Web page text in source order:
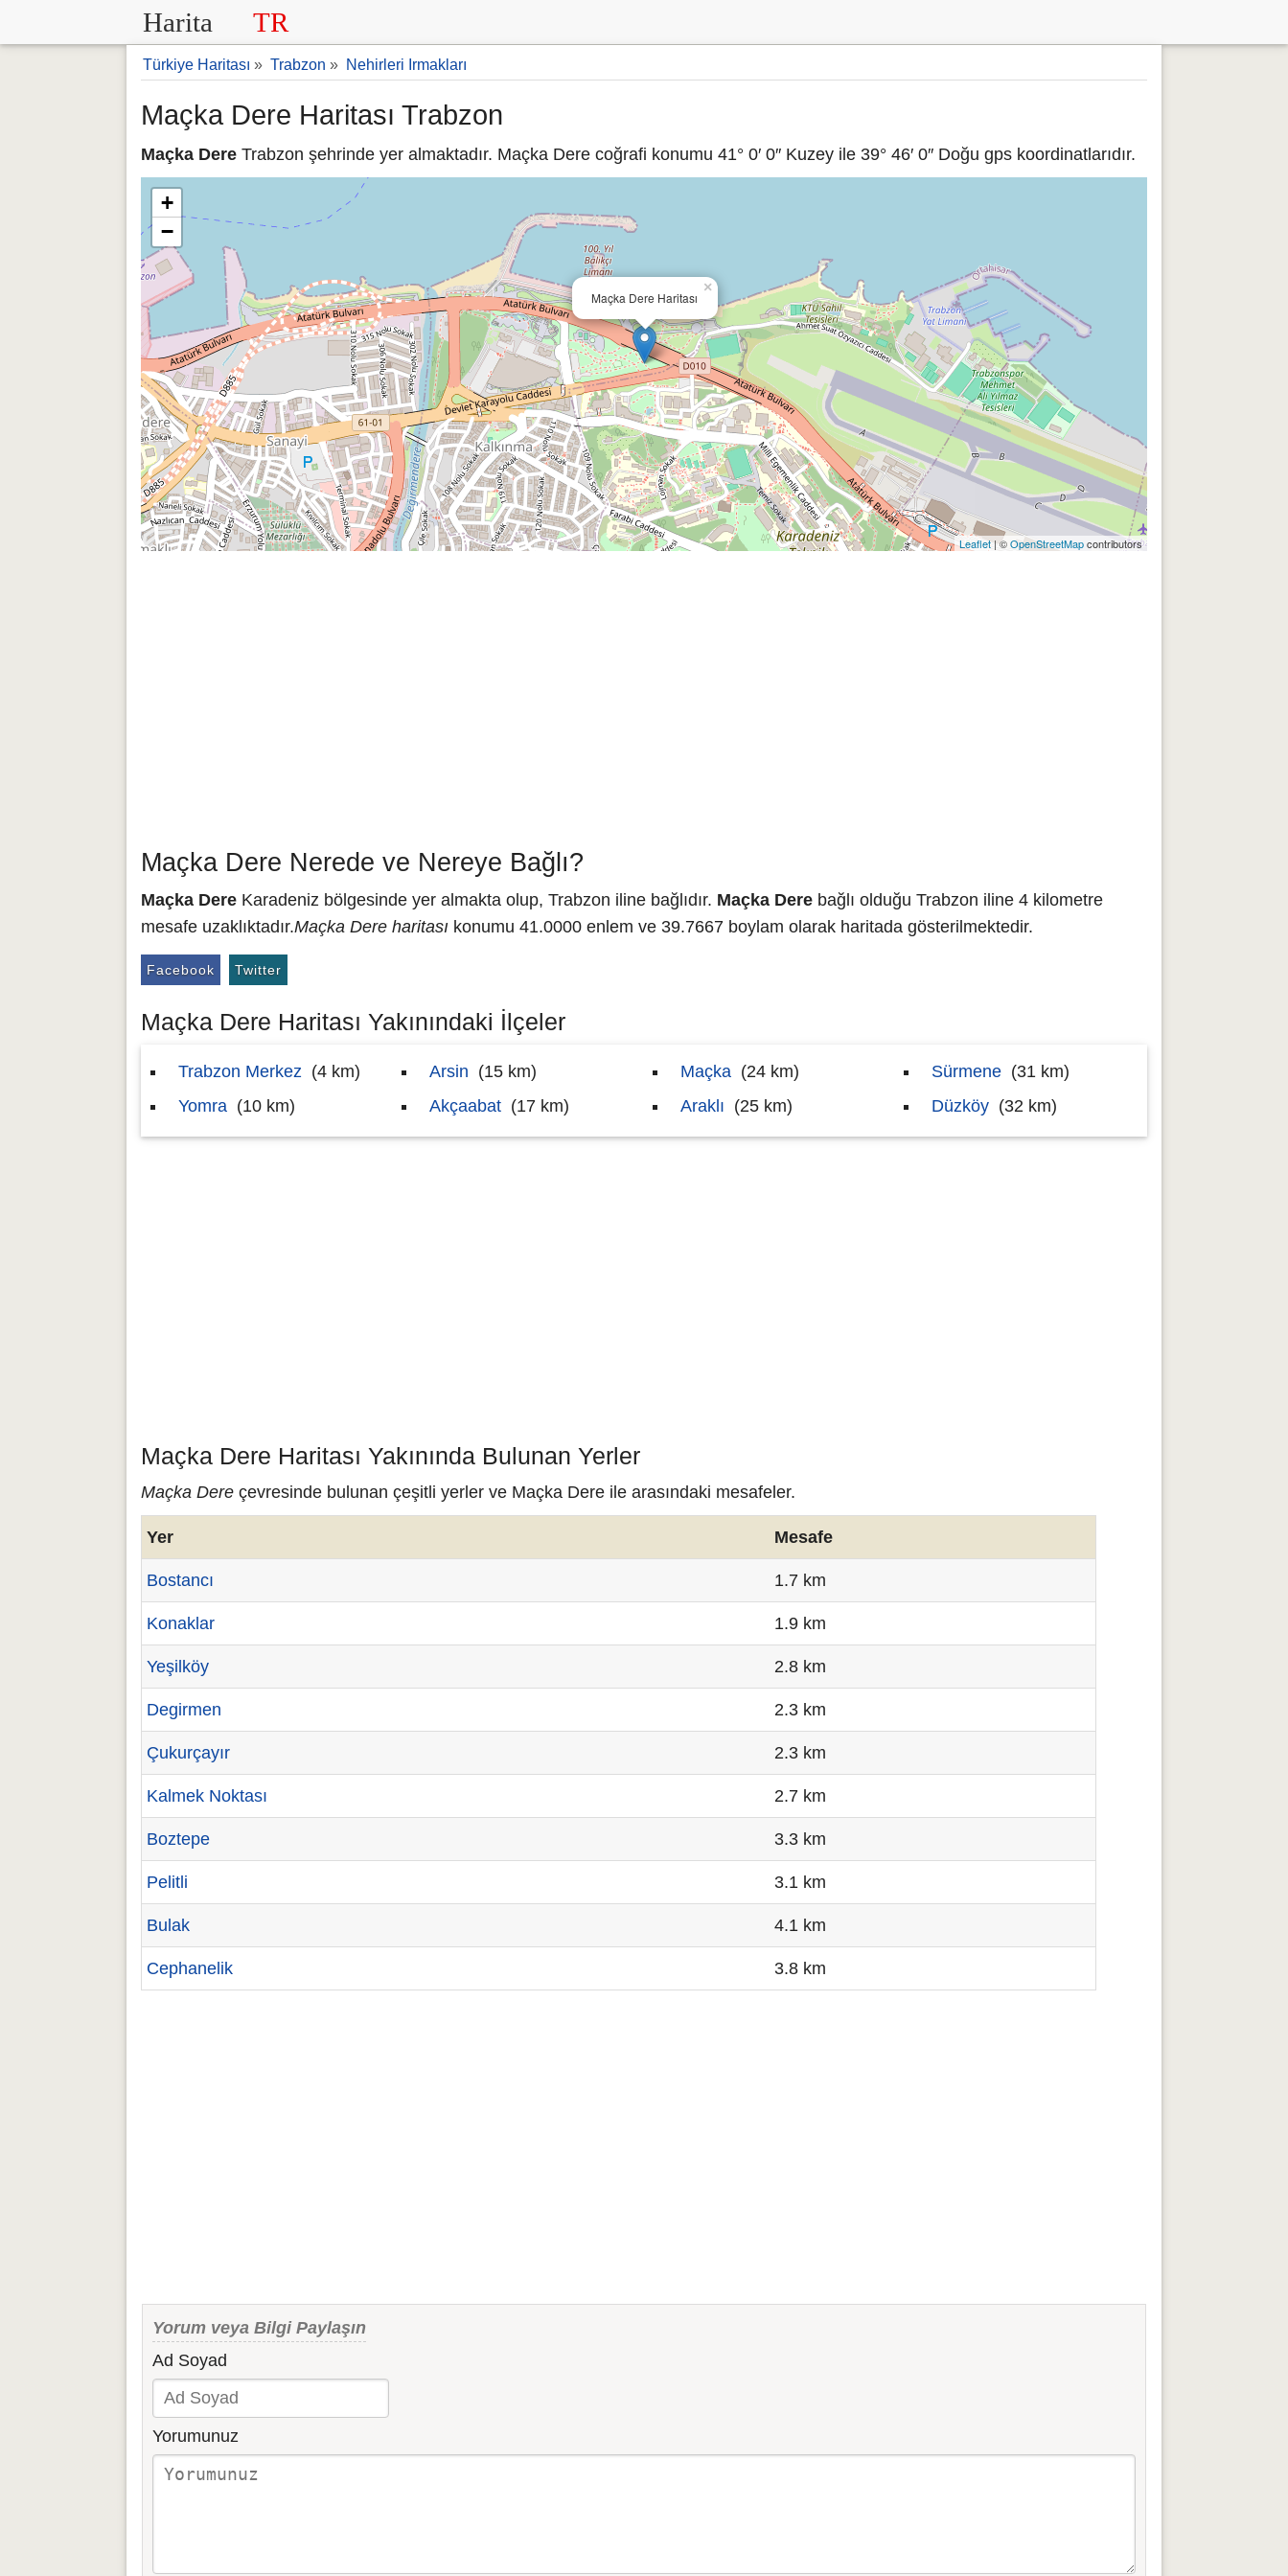
Harita TR
Türkiye Haritası » Trabzon » Nehirleri Irmakları
Maçka Dere Haritası Trabzon
Maçka Dere Trabzon şehrinde yer almaktadır. Maçka Dere coğrafi konumu 41° 0′ 0″ Kuzey ile 39° 46′ 0″ Doğu gps koordinatlarıdır.
Maçka Dere Haritası
×
+
−
Leaflet| ©OpenStreetMapcontributors
Maçka Dere Nerede ve Nereye Bağlı?
Maçka Dere Karadeniz bölgesinde yer almakta olup, Trabzon iline bağlıdır. Maçka Dere bağlı olduğu Trabzon iline 4 kilometre
mesafe uzaklıktadır.Maçka Dere haritası konumu 41.0000 enlem ve 39.7667 boylam olarak haritada gösterilmektedir.
Facebook Twitter
Maçka Dere Haritası Yakınındaki İlçeler
Trabzon Merkez (4 km)
Yomra (10 km)
Arsin (15 km)
Akçaabat (17 km)
Maçka (24 km)
Araklı (25 km)
Sürmene (31 km)
Düzköy (32 km)
Maçka Dere Haritası Yakınında Bulunan Yerler
Maçka Dere çevresinde bulunan çeşitli yerler ve Maçka Dere ile arasındaki mesafeler.
Yer Mesafe
Bostancı 1.7 km
Konaklar 1.9 km
Yeşilköy 2.8 km
Degirmen 2.3 km
Çukurçayır 2.3 km
Kalmek Noktası 2.7 km
Boztepe 3.3 km
Pelitli 3.1 km
Bulak 4.1 km
Cephanelik 3.8 km
Yorum veya Bilgi Paylaşın
Ad Soyad
Yorumunuz